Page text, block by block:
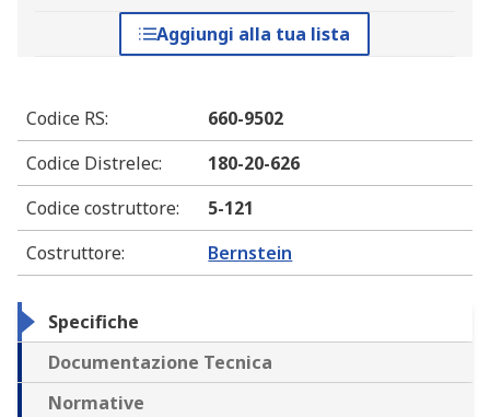
Aggiungi alla tua lista
Codice RS:
660-9502
Codice Distrelec:
180-20-626
Codice costruttore:
5-121
Costruttore: Bernstein
Specifiche
Documentazione Tecnica
Normative